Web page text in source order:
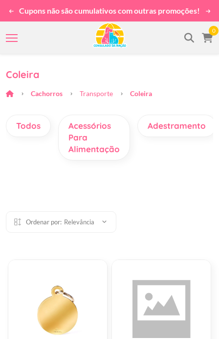
Cupons não são cumulativos com outras promoções!
0
Coleira
Cachorros Transporte Coleira
Todos
Acessórios
Para
Alimentação
Adestramento
Ordenar por: Relevância